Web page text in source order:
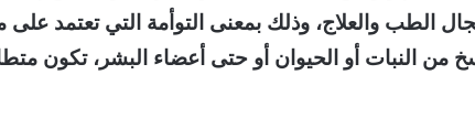
الطب والعلاج، وذلك بمعنى التوأمة التي تعتمد على
من النبات أو الحيوان أو حتى أعضاء البشر، تكون